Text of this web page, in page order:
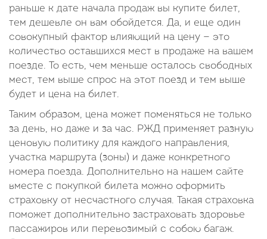
раньше к дате начала продаж вы купите билет,
тем дешевле он вам обойдется. Да, и еще один
совокупный фактор влияющий на цену — это
количество оставшихся мест в продаже на вашем
поезде. То есть, чем меньше осталось свободных
мест, тем выше спрос на этот поезд и тем выше
будет и цена на билет.
Таким образом, цена может поменяться не только
за день, но даже и за час. РЖД применяет разную
ценовую политику для каждого направления,
участка маршрута (зоны) и даже конкретного
номера поезда. Дополнительно на нашем сайте
вместе с покупкой билета можно оформить
страховку от несчастного случая. Такая страховка
поможет дополнительно застраховать здоровье
пассажиров или перевозимый с собою багаж.